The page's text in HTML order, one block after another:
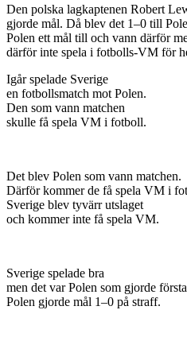
Den polska lagkaptenen Robert
gjorde mål. Då blev det 1–0 till
Polen ett mål till och vann därför
därför inte spela i fotbolls-VM för
Igår spelade Sverige
en fotbollsmatch mot Polen.
Den som vann matchen
skulle få spela VM i fotboll.
Det blev Polen som vann matchen.
Därför kommer de få spela VM i
Sverige blev tyvärr utslaget
och kommer inte få spela VM.
Sverige spelade bra
men det var Polen som gjorde
Polen gjorde mål 1–0 på straff.